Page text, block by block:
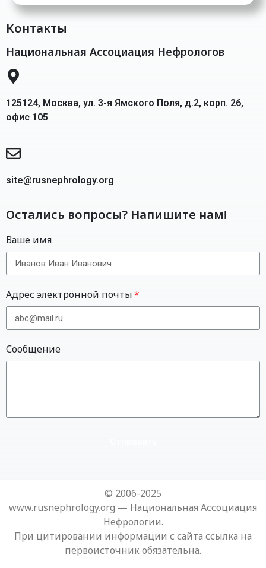
Контакты
Национальная Ассоциация Нефрологов
125124, Москва, ул. 3-я Ямского Поля, д.2, корп. 26,
офис 105
site@rusnephrology.org
Остались вопросы? Напишите нам!
Ваше имя
Адрес электронной почты
Сообщение
© 2006-2025
www.rusnephrology.org — Национальная Ассоциация
Нефрологии.
При цитировании информации с сайта ссылка на
первоисточник обязательна.